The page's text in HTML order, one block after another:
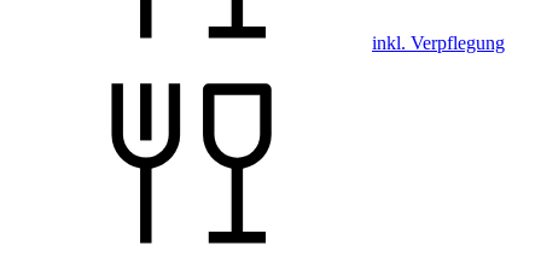
inkl. Verpflegung